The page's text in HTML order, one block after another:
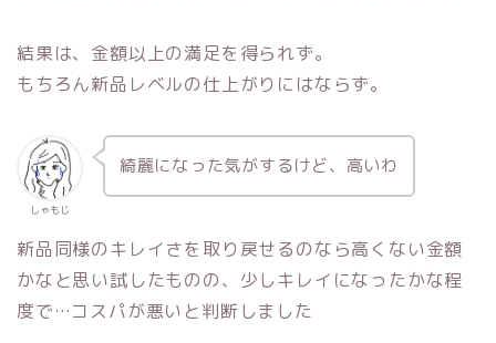
結果は、金額以上の満足を得られず。
もちろん新品レベルの仕上がりにはならず。
しゃもじ
綺麗になった気がするけど、高いわ
新品同様のキレイさを取り戻せるのなら高くない金額
かなと思い試したものの、少しキレイになったかな程
度で…コスパが悪いと判断しました